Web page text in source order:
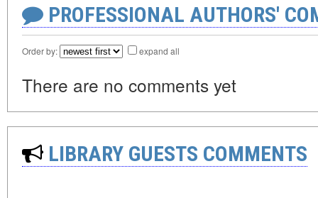
PROFESSIONAL AUTHORS'
Order by: expand all
There are no comments yet
LIBRARY GUESTS COMMENTS